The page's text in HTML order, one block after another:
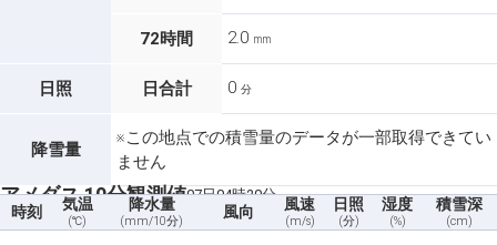
72時間 2.0 mm
日照 日合計 0 分
降雪量
※この地点での積雪量のデータが一部取得できてい
ません
アメダス 10分観測値07日04時20分
時刻 気温
(℃)
降水量
(mm/10分)
風向 風速
(m/s)
日照
(分)
湿度
(%)
積雪深
(cm)